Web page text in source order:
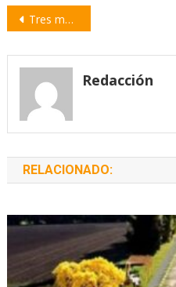
Navegación
entradas
Tres mujeres heridas por la caída del montacargas en un centro de jubilados
Redacción
RELACIONADO: